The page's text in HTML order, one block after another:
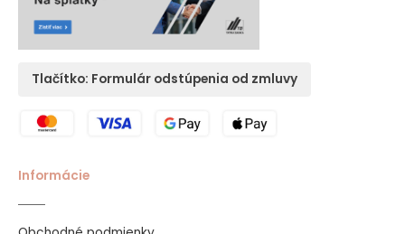
Tlačítko: Formulár odstúpenia od zmluvy
Informácie